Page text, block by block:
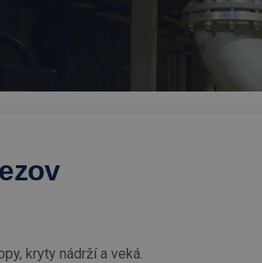
kryty nádrží a veká.